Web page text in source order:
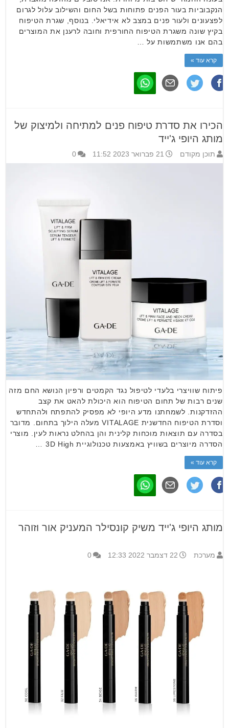
הנקבוביות בעור הפנים פתוחות בשל החום והשילוב עלול לגרום
לפצעונים ולעור פנים במצב לא אידיאלי. בנוסף, שגרת הטיפוח
בקיץ שונה משגרת הטיפוח החורפית וחובה לרענן את המוצרים
בהם אנו משתמשות על …
קרא עוד »
הכירו את סדרת טיפוח פנים למתיחה ולמיצוק של
מותג היופי ג'ייד
תוכן מקודם 21 פברואר 2023 11:52 0
פיתוח שוויצרי בלעדי לטיפול נגד הקמטים ורפיון הנושא החם מזה
שנים רבות של תחום הטיפוח הוא היכולת להאט את קצב
ההזדקנות. לשמחתנו מדע היופי לא מפסיק להתפתח ולהתחדש
וסדרת הטיפוח החדשנית VITALAGE מעלה הילוך בתחום. מדובר
בסדרה עם תוצאות מוכחות קלינית והן בהחלט נראות לעין. מוצרי
הסדרה מיוצרים בשוויץ באמצעות טכנולוגיית 3D High …
קרא עוד »
מותג היופי ג'ייד משיק קונסילר המעניק אור וזוהר
מערכת 22 דצמבר 2022 12:33 0